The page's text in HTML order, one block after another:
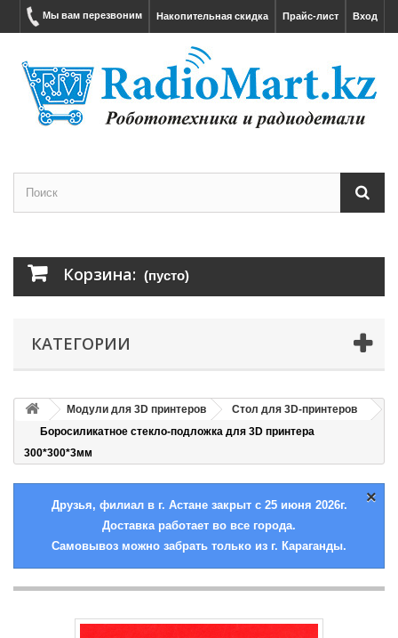
Вход
Прайс-лист
Накопительная скидка
Мы вам перезвоним
Корзина: (пусто)
КАТЕГОРИИ
Модули для 3D принтеров
Стол для 3D-принтеров
Боросиликатное стекло-подложка для 3D принтера
300*300*3мм
×
Друзья, филиал в г. Астане закрыт с 25 июня 2026г.
Доставка работает во все города.
Самовывоз можно забрать только из г. Караганды.